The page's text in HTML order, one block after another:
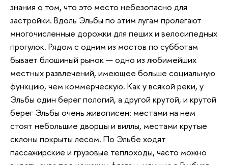
знания о том, что это место небезопасно для
застройки. Вдоль Эльбы по этим лугам пролегают
многочисленные дорожки для пеших и велосипедных
прогулок. Рядом с одним из мостов по субботам
бывает блошиный рынок — одно из любимейших
местных развлечений, имеющее больше социальную
функцию, чем коммерческую. Как у всякой реки, у
Эльбы один берег пологий, а другой крутой, и крутой
берег Эльбы очень живописен: местами на нем
стоят небольшие дворцы и виллы, местами крутые
склоны покрыты лесом. По Эльбе ходят
пассажирские и грузовые теплоходы, часто можно